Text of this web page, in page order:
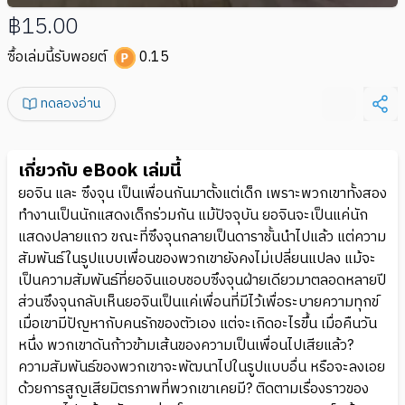
฿15.00
ซื้อเล่มนี้รับพอยต์ 0.15
ทดลองอ่าน
เกี่ยวกับ eBook เล่มนี้
ยอจิน และ ซึงจุน เป็นเพื่อนกันมาตั้งแต่เด็ก เพราะพวกเขาทั้งสอง
ทำงานเป็นนักแสดงเด็กร่วมกัน แม้ปัจจุบัน ยอจินจะเป็นแค่นัก
แสดงปลายแถว ขณะที่ซึงจุนกลายเป็นดาราชั้นนำไปแล้ว แต่ความ
สัมพันธ์ในรูปแบบเพื่อนของพวกเขายังคงไม่เปลี่ยนแปลง แม้จะ
เป็นความสัมพันธ์ที่ยอจินแอบชอบซึงจุนฝ่ายเดียวมาตลอดหลายปี
ส่วนซึงจุนกลับเห็นยอจินเป็นแค่เพื่อนที่มีไว้เพื่อระบายความทุกข์
เมื่อเขามีปัญหากับคนรักของตัวเอง แต่จะเกิดอะไรขึ้น เมื่อคืนวัน
หนึ่ง พวกเขาดันก้าวข้ามเส้นของความเป็นเพื่อนไปเสียแล้ว?
ความสัมพันธ์ของพวกเขาจะพัฒนาไปในรูปแบบอื่น หรือจะลงเอย
ด้วยการสูญเสียมิตรภาพที่พวกเขาเคยมี? ติดตามเรื่องราวของ